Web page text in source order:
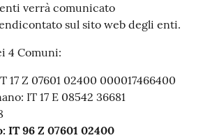
verrà comunicato
sul sito web degli enti.
4 Comuni:
17 Z 07601 02400 000017466400
IT 17 E 08542 36681
IT 96 Z 07601 02400